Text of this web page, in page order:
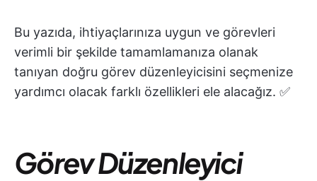
Bu yazıda, ihtiyaçlarınıza uygun ve görevleri
verimli bir şekilde tamamlamanıza olanak
tanıyan doğru görev düzenleyicisini seçmenize
yardımcı olacak farklı özellikleri ele alacağız. ✅
Görev Düzenleyici